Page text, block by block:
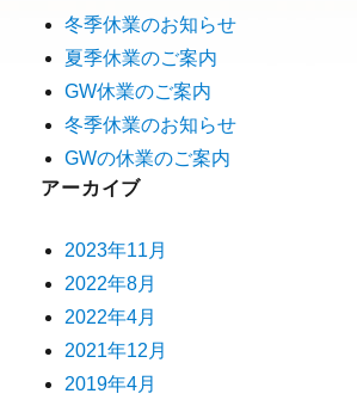
冬季休業のお知らせ
夏季休業のご案内
GW休業のご案内
冬季休業のお知らせ
GWの休業のご案内
アーカイブ
2023年11月
2022年8月
2022年4月
2021年12月
2019年4月